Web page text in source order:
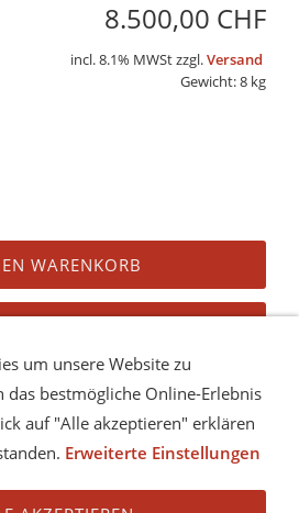
8.500,00 CHF
incl. 8.1% MWSt zzgl.Versand
Gewicht: 8 kg
WARENKORB
um unsere Website zu
bestmögliche Online-Erlebnis
auf "Alle akzeptieren" erklären
Erweiterte Einstellungen